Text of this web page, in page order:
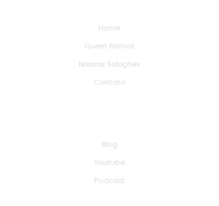
Home
Quem Somos
Nossas Soluções
Contato
Blog
Youtube
Podcast